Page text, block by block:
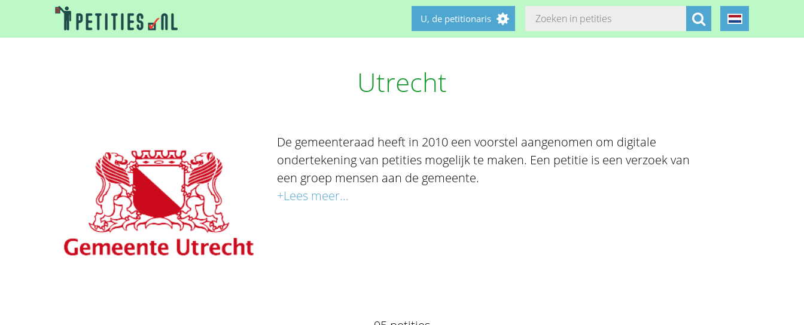
U, de petitionaris
Utrecht
De gemeenteraad heeft in 2010 een voorstel aangenomen om digitale
ondertekening van petities mogelijk te maken. Een petitie is een verzoek van
een groep mensen aan de gemeente.
+Lees meer...